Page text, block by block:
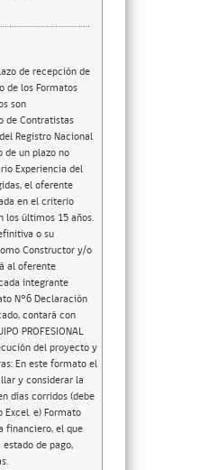
de recepción de
de los Formatos
son
de Contratistas
Registro Nacional
un plazo no
Experiencia del
el oferente
en el criterio
los últimos 15 años.
o su
Constructor y/o
al oferente
integrante
N°6 Declaración
contará con
PROFESIONAL
del proyecto y
En este formato el
y considerar la
días corridos (debe
e) Formato
financiero, el que
de pago,